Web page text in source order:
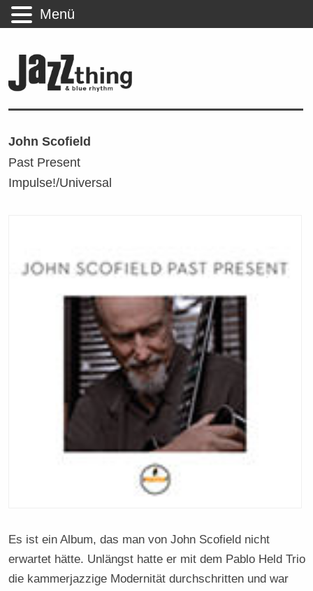
John Scofield
Past Present
Impulse!/Universal
Es ist ein Album, das man von John Scofield nicht
erwartet hätte. Unlängst hatte er mit dem Pablo Held Trio
die kammerjazzige Modernität durchschritten und war
Menü